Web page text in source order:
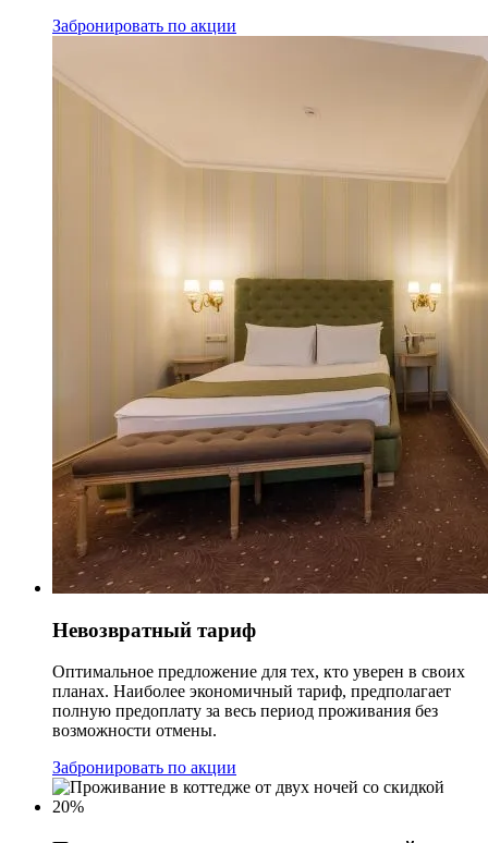
Забронировать по акции
Невозвратный тариф
Оптимальное предложение для тех, кто уверен в своих
планах. Наиболее экономичный тариф, предполагает
полную предоплату за весь период проживания без
возможности отмены.
Забронировать по акции